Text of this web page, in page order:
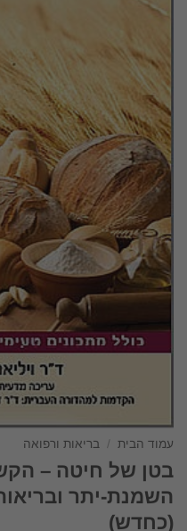
עמוד הבית / בריאות ורפואה
בטן של חיטה –
השמנת-יתר
(כחדש)